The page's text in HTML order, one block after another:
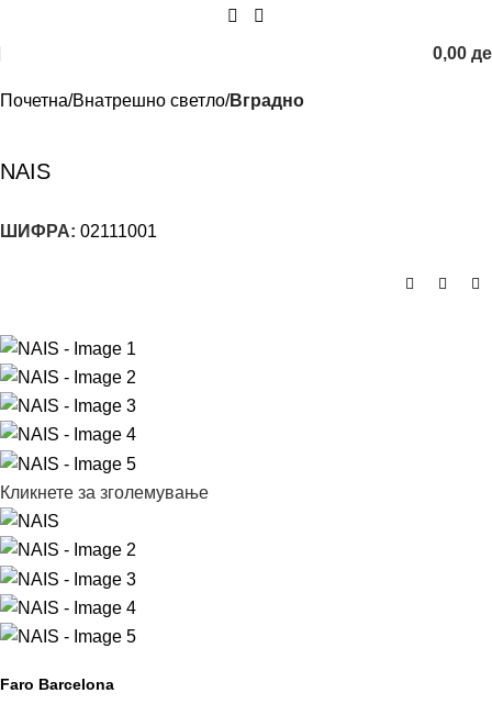
0,00
Почетна Внатрешно светло Вградно
NAIS
ШИФРА: 02111001
Кликнете за зголемување
Faro Barcelona